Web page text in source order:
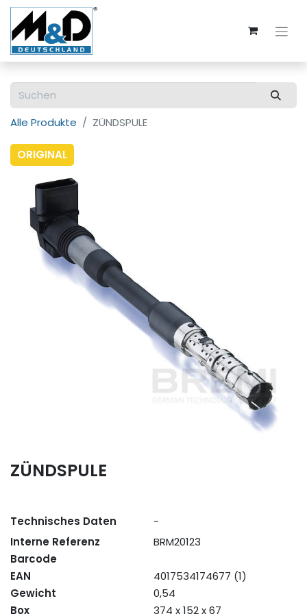
Alle Produkte ZÜNDSPULE
ORIGINAL
ZÜNDSPULE
Technisches Daten
-
Interne Referenz
BRM20123
Barcode
EAN
4017534174677 (1)
Gewicht
0,54
Box
374 x 152 x 67